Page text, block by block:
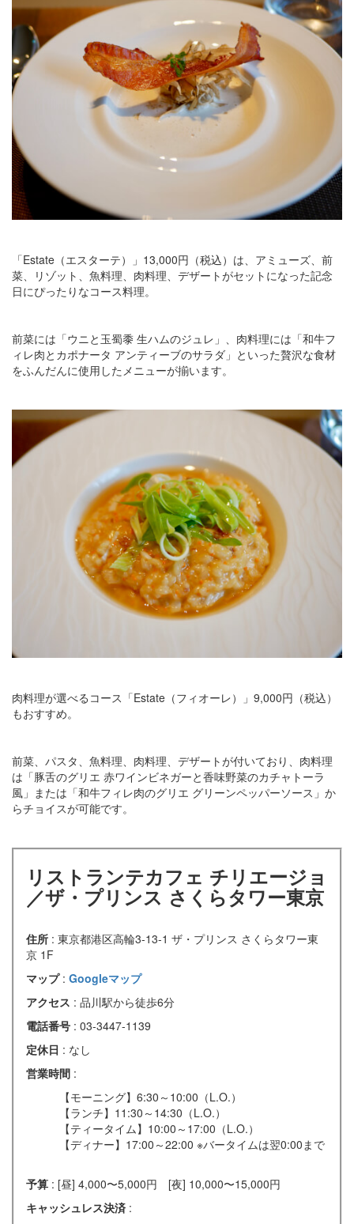
「Estate（エスターテ）」13,000円（税込）は、アミューズ、前
菜、リゾット、魚料理、肉料理、デザートがセットになった記念
日にぴったりなコース料理。
前菜には「ウニと玉蜀黍 生ハムのジュレ」、肉料理には「和牛フ
ィレ肉とカポナータ アンティーブのサラダ」といった贅沢な食材
をふんだんに使用したメニューが揃います。
肉料理が選べるコース「Estate（フィオーレ）」9,000円（税込）
もおすすめ。
前菜、パスタ、魚料理、肉料理、デザートが付いており、肉料理
は「豚舌のグリエ 赤ワインビネガーと香味野菜のカチャトーラ
風」または「和⽜フィレ⾁のグリエ グリーンペッパーソース」か
らチョイスが可能です。
リストランテカフェ チリエージョ
／ザ・プリンス さくらタワー東京
住所 : 東京都港区高輪3-13-1 ザ・プリンス さくらタワー東
京 1F
マップ : Googleマップ
アクセス : 品川駅から徒歩6分
電話番号 : 03-3447-1139
定休日 : なし
営業時間 :
【モーニング】6:30～10:00（L.O.）
【ランチ】11:30～14:30（L.O.）
【ティータイム】10:00～17:00（L.O.）
【ディナー】17:00～22:00 ※バータイムは翌0:00まで
予算 : [昼] 4,000〜5,000円 [夜] 10,000〜15,000円
キャッシュレス決済 :